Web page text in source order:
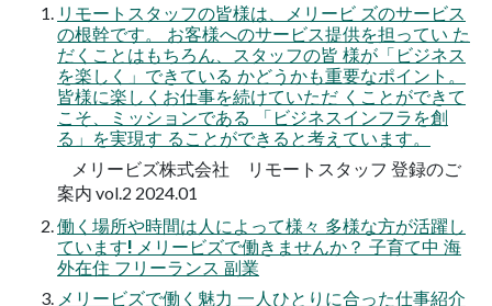
リモートスタッフの皆様は、メリービ ズのサービス
の根幹です。 お客様へのサービス提供を担ってい た
だくことはもちろん、スタッフの皆 様が「ビジネス
を楽しく」できている かどうかも重要なポイント。
皆様に楽しくお仕事を続けていただ くことができて
こそ、ミッションである 「ビジネスインフラを創
る」を実現す ることができると考えています。
メリービズ株式会社 リモートスタッフ 登録のご
案内 vol.2 2024.01
働く場所や時間は人によって様々 多様な方が活躍し
ています! メリービズで働きませんか？ 子育て中 海
外在住 フリーランス 副業
メリービズで働く魅力 一人ひとりに合った仕事紹介